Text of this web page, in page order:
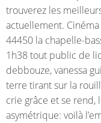
trouverez les
actuellement.
44450 la chapelle-
1h38 tout public de
debbouze, vanessa
terre tirant sur la
crie grâce et se
asymétrique: voilà